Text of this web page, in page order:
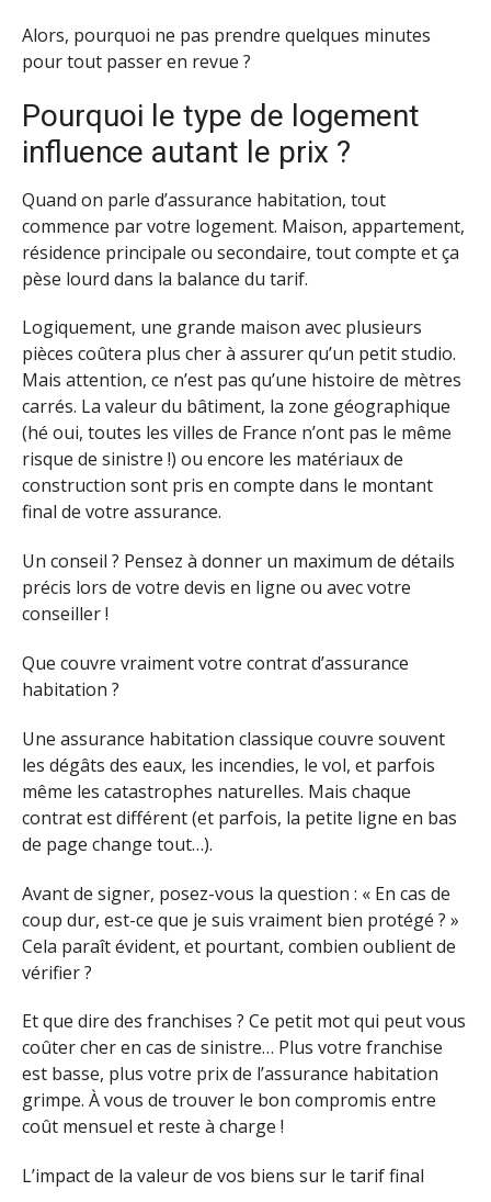
Alors, pourquoi ne pas prendre quelques minutes
pour tout passer en revue ?
Pourquoi le type de logement
influence autant le prix ?
Quand on parle d’assurance habitation, tout
commence par votre logement. Maison, appartement,
résidence principale ou secondaire, tout compte et ça
pèse lourd dans la balance du tarif.
Logiquement, une grande maison avec plusieurs
pièces coûtera plus cher à assurer qu’un petit studio.
Mais attention, ce n’est pas qu’une histoire de mètres
carrés. La valeur du bâtiment, la zone géographique
(hé oui, toutes les villes de France n’ont pas le même
risque de sinistre !) ou encore les matériaux de
construction sont pris en compte dans le montant
final de votre assurance.
Un conseil ? Pensez à donner un maximum de détails
précis lors de votre devis en ligne ou avec votre
conseiller !
Que couvre vraiment votre contrat d’assurance
habitation ?
Une assurance habitation classique couvre souvent
les dégâts des eaux, les incendies, le vol, et parfois
même les catastrophes naturelles. Mais chaque
contrat est différent (et parfois, la petite ligne en bas
de page change tout…).
Avant de signer, posez-vous la question : « En cas de
coup dur, est-ce que je suis vraiment bien protégé ? »
Cela paraît évident, et pourtant, combien oublient de
vérifier ?
Et que dire des franchises ? Ce petit mot qui peut vous
coûter cher en cas de sinistre… Plus votre franchise
est basse, plus votre prix de l’assurance habitation
grimpe. À vous de trouver le bon compromis entre
coût mensuel et reste à charge !
L’impact de la valeur de vos biens sur le tarif final